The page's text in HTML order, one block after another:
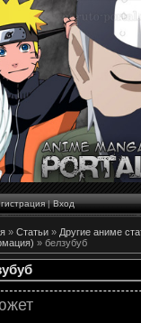
|Вход
» Статьи » Другие аниме
» белзубуб